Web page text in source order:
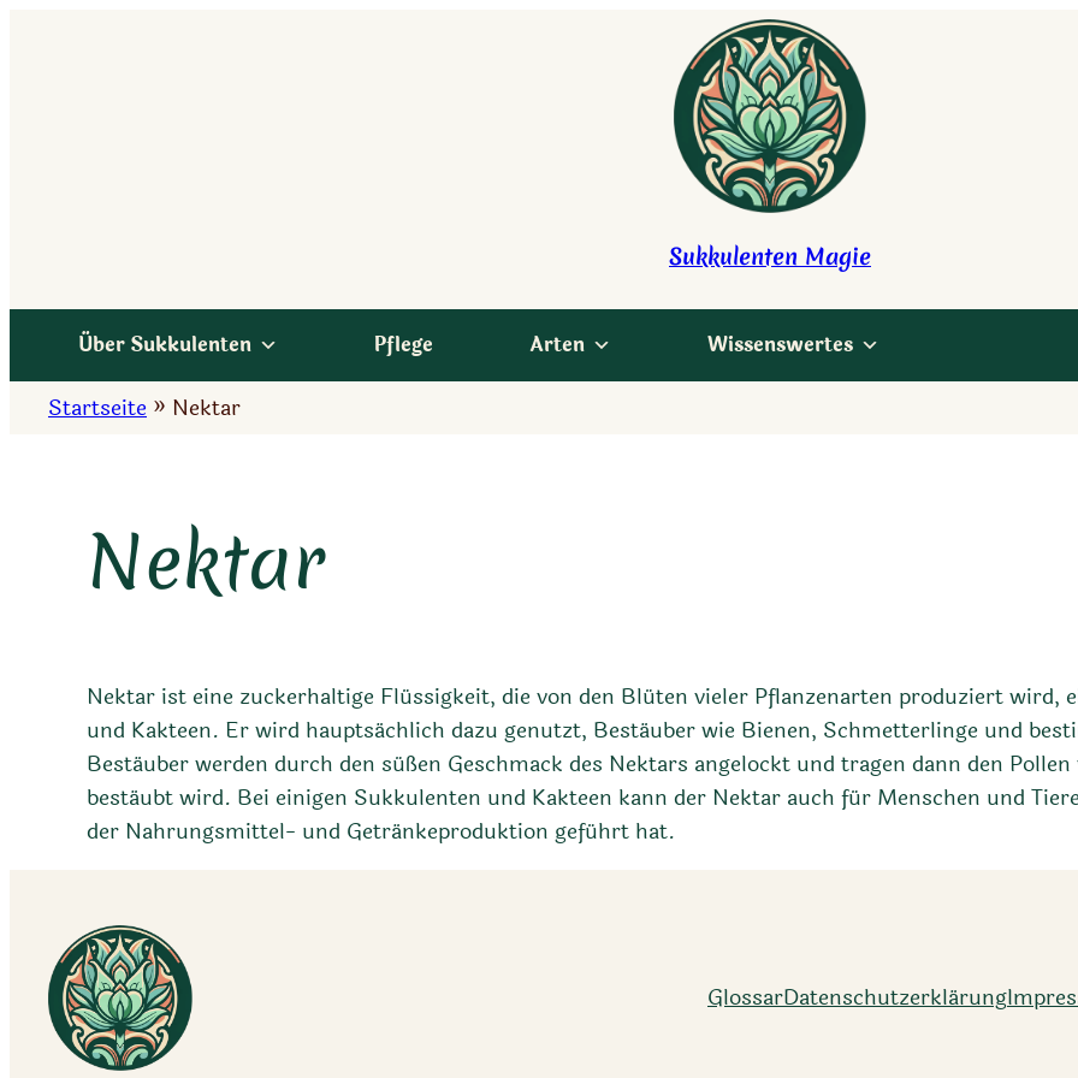
Sukkulenten Magie
Über Sukkulenten Pflege Arten Wissenswertes
Startseite » Nektar
Nektar
Nektar ist eine zuckerhaltige Flüssigkeit, die von den Blüten vieler Pflanzenarten produziert wird,
und Kakteen. Er wird hauptsächlich dazu genutzt, Bestäuber wie Bienen, Schmetterlinge und
Bestäuber werden durch den süßen Geschmack des Nektars angelockt und tragen dann den
bestäubt wird. Bei einigen Sukkulenten und Kakteen kann der Nektar auch für Menschen und
der Nahrungsmittel- und Getränkeproduktion geführt hat.
GlossarDatenschutz­erklärung